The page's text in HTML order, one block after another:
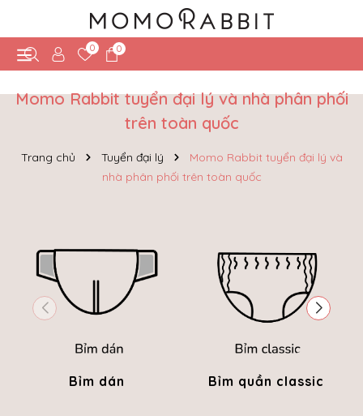
0 0
Momo Rabbit tuyển đại lý và nhà phân phối
trên toàn quốc
Trang chủ Tuyển đại lý
Momo Rabbit tuyển đại lý và
nhà phân phối trên toàn quốc
Bỉm dán Bỉm quần classic